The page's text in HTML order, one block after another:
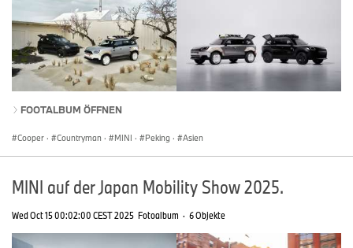
FOOTALBUM ÖFFNEN
Cooper · Countryman · MINI · Peking · Asien
MINI auf der Japan Mobility Show 2025.
Wed Oct 15 00:02:00 CEST 2025 Fotoalbum · 6 Objekte